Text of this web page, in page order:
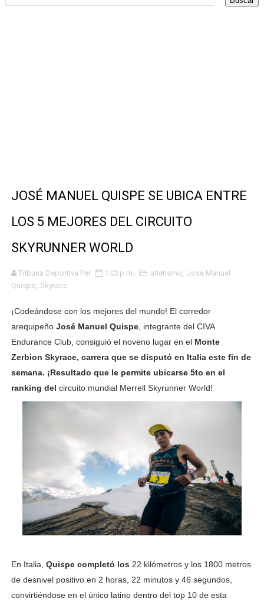
UNA NUEVA AVENTURA: LLEGA LA PRIMERA EDICIÓN
Con éxito se desarrolló El Campeonato Nacional de
Deportistas se encuentran listos para demostrar sus
TODO O NADA: LA GRAN FINAL DEL RONEX 2025 SERÁ
André Martínez gana el Rally de la Primavera del Rally
DEPORTIVO MOQUEGUA DA EL PRIMER GOLPE Y SUEÑA
CLASIFICACIÓN AL MUNDIAL U20 Y NUEVO RÉCORD
HEILBRUNN, DREYFUSS, VALTAYO, MONTES, CASTRO Y
JOSÉ MANUEL QUISPE SE UBICA ENTRE
LOS 5 MEJORES DEL CIRCUITO
SKYRUNNER WORLD
Tribuna Deportiva Per 1:03 p.m. atletismo, Jose Manuel
Quispe, Skyrace
¡Codeándose con los mejores del mundo! El corredor
arequipeño José Manuel Quispe, integrante del CIVA
Endurance Club, consiguió el noveno lugar en el Monte
Zerbion Skyrace, carrera que se disputó en Italia este fin de
semana. ¡Resultado que le permite ubicarse 5to en el
ranking del circuito mundial Merrell Skyrunner World!
En Italia, Quispe completó los 22 kilómetros y los 1800 metros
de desnivel positivo en 2 horas, 22 minutos y 46 segundos,
convirtiéndose en el único latino dentro del top 10 de esta